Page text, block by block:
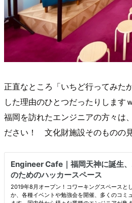
正直なところ「いちど行ってみた
した理由のひとつだったりしますｗ
福岡を訪れたエンジニアの方々は
ださい！ 文化財施設そのものの